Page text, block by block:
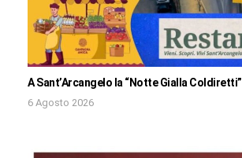
A Sant’Arcangelo la “Notte Gialla Coldiretti”
6 Agosto 2026